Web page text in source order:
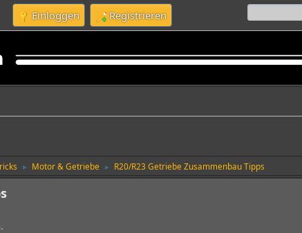
Einloggen Registrieren
► Motor & Getriebe ► R20/R23 Getriebe Zusammenbau Tipps